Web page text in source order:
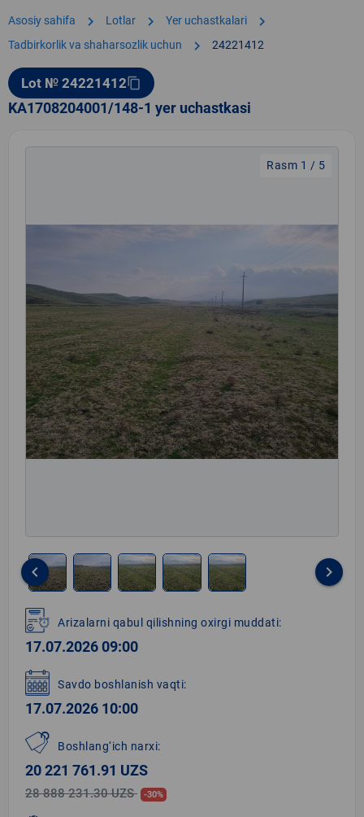
Asosiy sahifa chevron_right Lotlar chevron_right Yer uchastkalari chevron_right
Tadbirkorlik va shaharsozlik uchun chevron_right 24221412
Lot № 24221412content_copy
KA1708204001/148-1 yer uchastkasi
Rasm 1 / 5
1
of
5
keyboard_arrow_left keyboard_arrow_right
Arizalarni qabul qilishning oxirgi muddati:
17.07.2026 09:00
Savdo boshlanish vaqti:
17.07.2026 10:00
Boshlang‘ich narxi:
20 221 761.91 UZS
28 888 231.30 UZS -30%